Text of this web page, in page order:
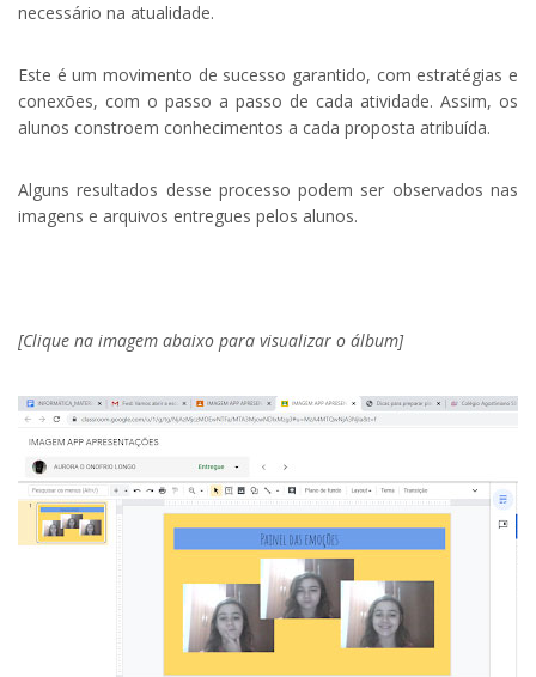
necessário na atualidade.
Este é um movimento de sucesso garantido, com estratégias e
conexões, com o passo a passo de cada atividade. Assim, os
alunos constroem conhecimentos a cada proposta atribuída.
Alguns resultados desse processo podem ser observados nas
imagens e arquivos entregues pelos alunos.
[Clique na imagem abaixo para visualizar o álbum]